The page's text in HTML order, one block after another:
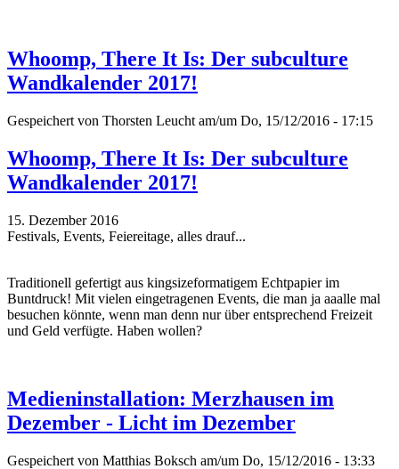
Whoomp, There It Is: Der subculture
Wandkalender 2017!
Gespeichert von Thorsten Leucht am/um Do, 15/12/2016 - 17:15
Whoomp, There It Is: Der subculture
Wandkalender 2017!
15. Dezember 2016
Festivals, Events, Feiereitage, alles drauf...
Traditionell gefertigt aus kingsizeformatigem Echtpapier im
Buntdruck! Mit vielen eingetragenen Events, die man ja aaalle mal
besuchen könnte, wenn man denn nur über entsprechend Freizeit
und Geld verfügte. Haben wollen?
Medieninstallation: Merzhausen im
Dezember - Licht im Dezember
Gespeichert von Matthias Boksch am/um Do, 15/12/2016 - 13:33